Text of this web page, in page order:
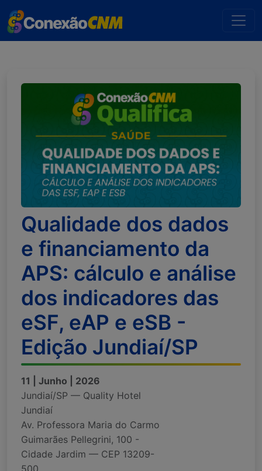
Qualidade dos dados
e financiamento da
APS: cálculo e análise
dos indicadores das
eSF, eAP e eSB -
Edição Jundiaí/SP
11 | Junho | 2026
Jundiaí/SP — Quality Hotel
Jundiaí
Av. Professora Maria do Carmo
Guimarães Pellegrini, 100 -
Cidade Jardim — CEP 13209-